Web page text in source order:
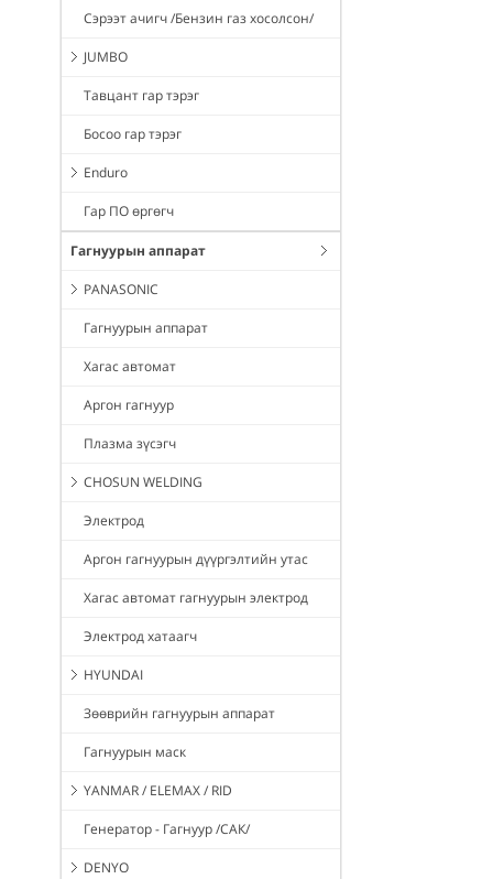
Сэрээт ачигч /Бензин газ хосолсон/
JUMBO
Тавцант гар тэрэг
Босоо гар тэрэг
Enduro
Гар ПО өргөгч
Гагнуурын аппарат
PANASONIC
Гагнуурын аппарат
Хагас автомат
Аргон гагнуур
Плазма зүсэгч
CHOSUN WELDING
Электрод
Аргон гагнуурын дүүргэлтийн утас
Хагас автомат гагнуурын электрод
Электрод хатаагч
HYUNDAI
Зөөврийн гагнуурын аппарат
Гагнуурын маск
YANMAR / ELEMAX / RID
Генератор - Гагнуур /САК/
DENYO